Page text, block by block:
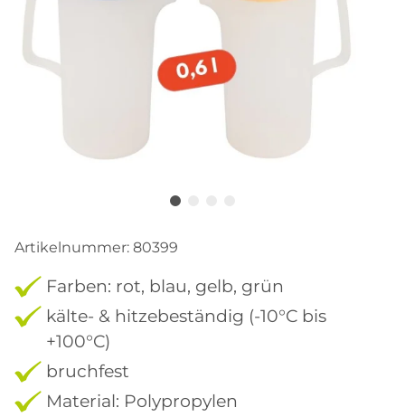
Artikelnummer: 80399
Farben: rot, blau, gelb, grün
kälte- & hitzebeständig (-10°C bis
+100°C)
bruchfest
Material: Polypropylen